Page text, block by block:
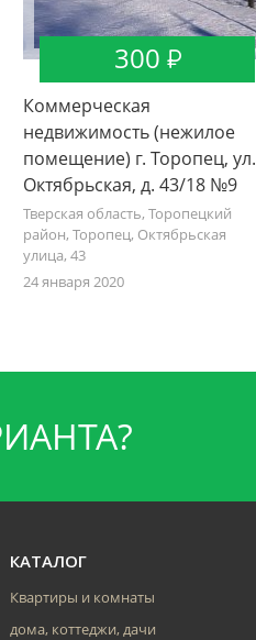
300
Коммерческая
недвижимость (нежилое
помещение) г. Торопец, ул.
Октябрьская, д. 43/18 №9
Тверская область, Торопецкий
район, Торопец, Октябрьская
улица, 43
24 января 2020
КАТАЛОГ
Квартиры и комнаты
дома, коттеджи, дачи